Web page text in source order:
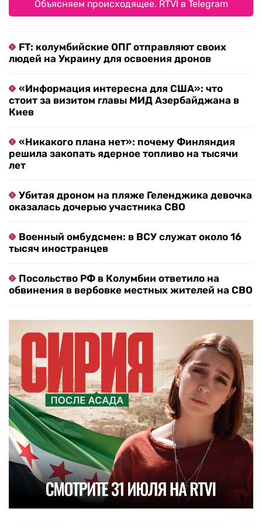
Объясняем происходящее. RTVI в Telegram
FT: колумбийские ОПГ отправляют своих
людей на Украину для освоения дронов
«Информация интересна для США»: что
стоит за визитом главы МИД Азербайджана в
Киев
«Никакого плана нет»: почему Финляндия
решила закопать ядерное топливо на тысячи
лет
Убитая дроном на пляже Геленджика девочка
оказалась дочерью участника СВО
Военный омбудсмен: в ВСУ служат около 16
тысяч иностранцев
Посольство РФ в Колумбии ответило на
обвинения в вербовке местных жителей на СВО